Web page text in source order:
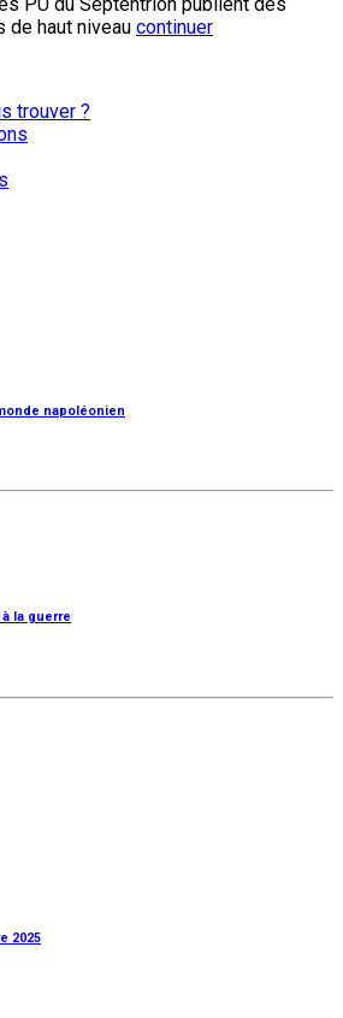
de haut niveau continuer
trouver ?
napoléonien
la guerre
2025